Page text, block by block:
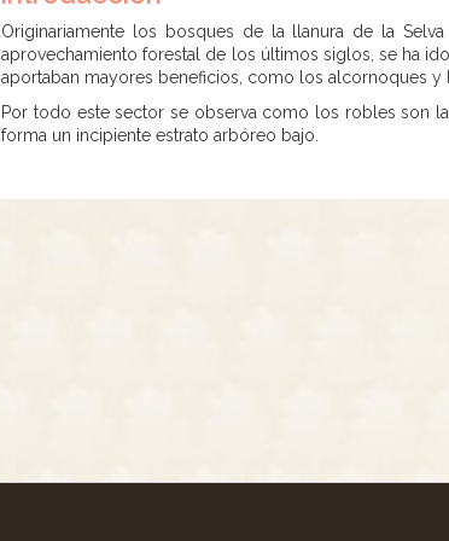
Originariamente los bosques de la llanura de la
aprovechamiento forestal de los últimos siglos, se ha
aportaban mayores beneficios, como los alcornoques
Por todo este sector se observa como los robles son
forma un incipiente estrato arbóreo bajo.